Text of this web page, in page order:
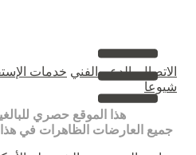
الاتصال بالدعم الفني خدمات
شيوعا
هذا الموقع حصري للبالغين 18 عاما أو
جميع العارضات الظاهرات في هذا الموقع هن